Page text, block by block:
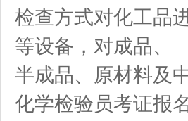
检查方式对化工品
等设备，对成品、
半成品、原材料及
化学检验员考证报